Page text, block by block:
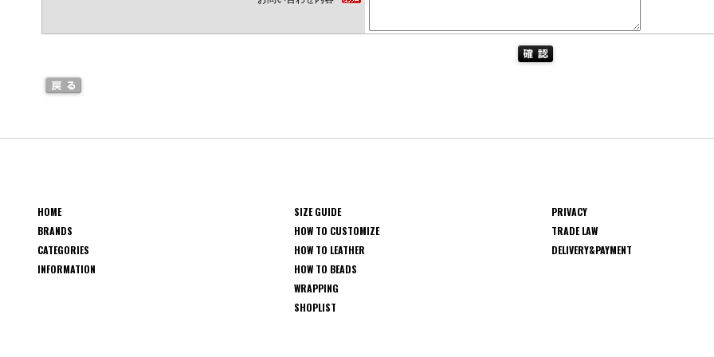
HOME
BRANDS
CATEGORIES
INFORMATION
SIZE GUIDE
HOW TO CUSTOMIZE
HOW TO LEATHER
HOW TO BEADS
WRAPPING
SHOPLIST
PRIVACY
TRADE LAW
DELIVERY&PAYMENT